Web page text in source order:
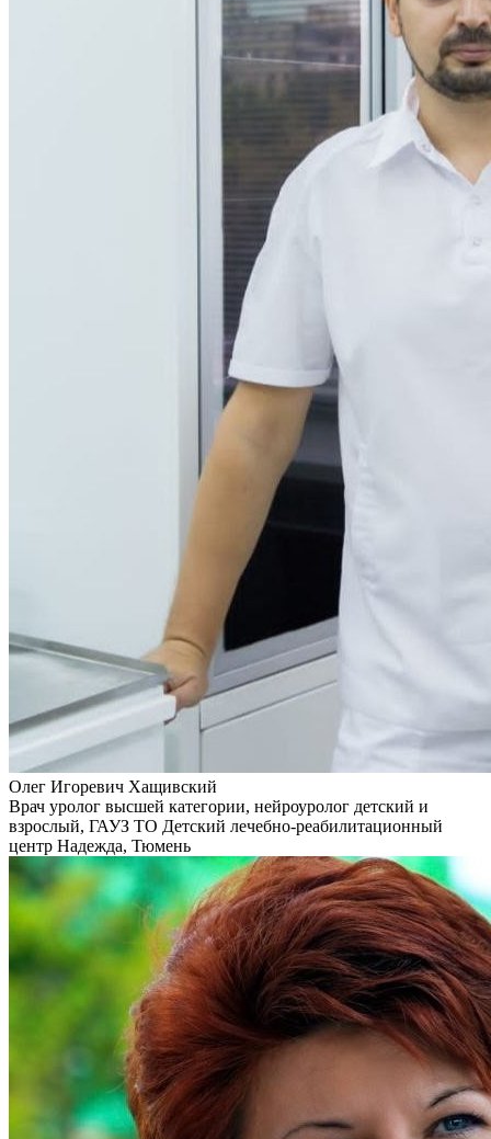
Олег Игоревич Хащивский
Врач уролог высшей категории, нейроуролог детский и
взрослый, ГАУЗ ТО Детский лечебно-реабилитационный
центр Надежда, Тюмень